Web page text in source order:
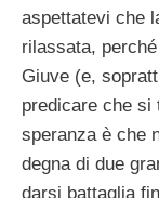
aspettatevi che
rilassata, perché
Giuve (e,
predicare che si
speranza è che
degna di due
darsi battaglia